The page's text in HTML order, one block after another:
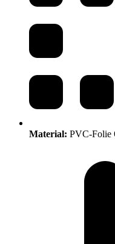
Material: PVC-Folie